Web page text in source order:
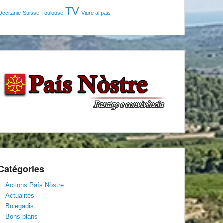
Suisse Toulouse TV Viure al pais
Actions País Nòstre
Actualités
Bolegadis
Bons plans